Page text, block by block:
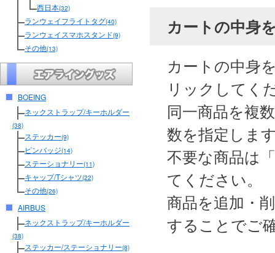
西日本(32)
ランウェイフライトタグ(40)
ランウェイスマホスタンド(9)
その他(13)
BOEING
ネックストラップ/キーホルダー
(38)
ステッカー(9)
ピンバッジ(14)
ステーショナリー(11)
キャップ/Tシャツ(22)
その他(26)
AIRBUS
ネックストラップ/キーホルダー
(38)
ステッカー/ステーショナリー(8)
カートの中身
カートの中身
リックしてく
同一商品を複
数を指定しま
不要な商品は
てください。
商品を追加・
することでご